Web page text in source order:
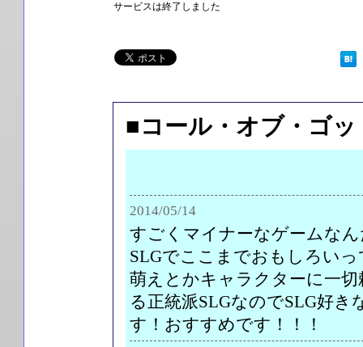
サービスは終了しました
■コール・オブ・ゴ
2014/05/14
すごくマイナーなゲームな
SLGでここまでおもしろい
萌えとかキャラクターに一
る正統派SLGなのでSLG好
す！おすすめです！！！